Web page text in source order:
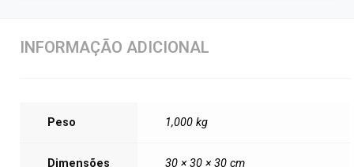
INFORMAÇÃO ADICIONAL
Peso 1,000 kg
Dimensões 30 × 30 × 30 cm